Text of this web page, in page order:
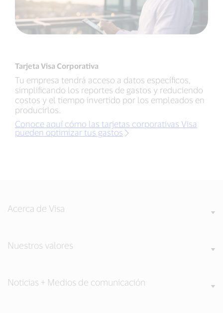
Tarjeta Visa Corporativa
Tu empresa tendrá acceso a datos específicos,
simplificando los reportes de gastos y reduciendo
costos y el tiempo invertido por los empleados en
producirlos.
Conoce aquí cómo las tarjetas corporativas Visa
pueden optimizar tus gastos
Acerca de Visa
Nuestros valores
Noticias + Medios de comunicación